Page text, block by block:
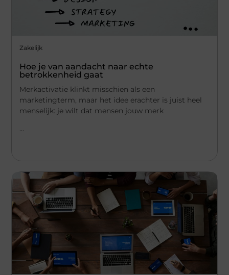
Zakelijk
Hoe je van aandacht naar echte
betrokkenheid gaat
Merkactivatie klinkt misschien als een
marketingterm, maar het idee erachter is juist heel
menselijk: je wilt dat mensen jouw merk
...